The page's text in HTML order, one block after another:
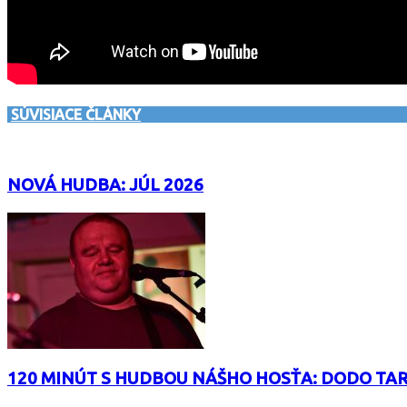
SÚVISIACE ČLÁNKY
NOVÁ HUDBA: JÚL 2026
120 MINÚT S HUDBOU NÁŠHO HOSŤA: DODO